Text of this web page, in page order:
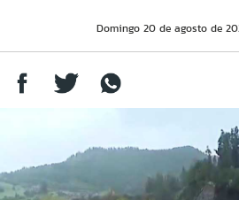
Domingo 20 de agosto de